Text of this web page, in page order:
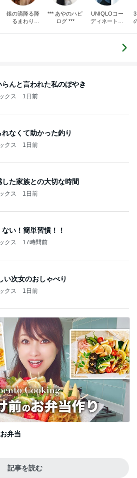
銀の滴降る降
るまわり
*** あやのハピ
ログ ***
UNIQLOコー
ディネート日
んと言われた私のぼやき
クス 1日前
なくて助かった釣り
クス 1日前
した家族との大切な時間
クス 1日前
い！簡単習慣！！
クス 17時間前
い次女のおしゃべり
クス 1日前
弁当
記事を読む